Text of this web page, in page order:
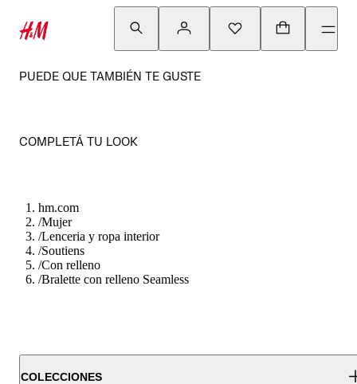
PUEDE QUE TAMBIÉN TE GUSTE
COMPLETÁ TU LOOK
hm.com
/Mujer
/Lenceria y ropa interior
/Soutiens
/Con relleno
/Bralette con relleno Seamless
COLECCIONES